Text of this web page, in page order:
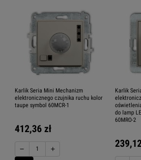
Gniazda
Moduly
Karlik Seria Mini Mechanizm
elektronicznego czujnika ruchu kolor
taupe symbol 60MCR-1
412,36 zł
− +
Karlik
do lamp
60MRO-2